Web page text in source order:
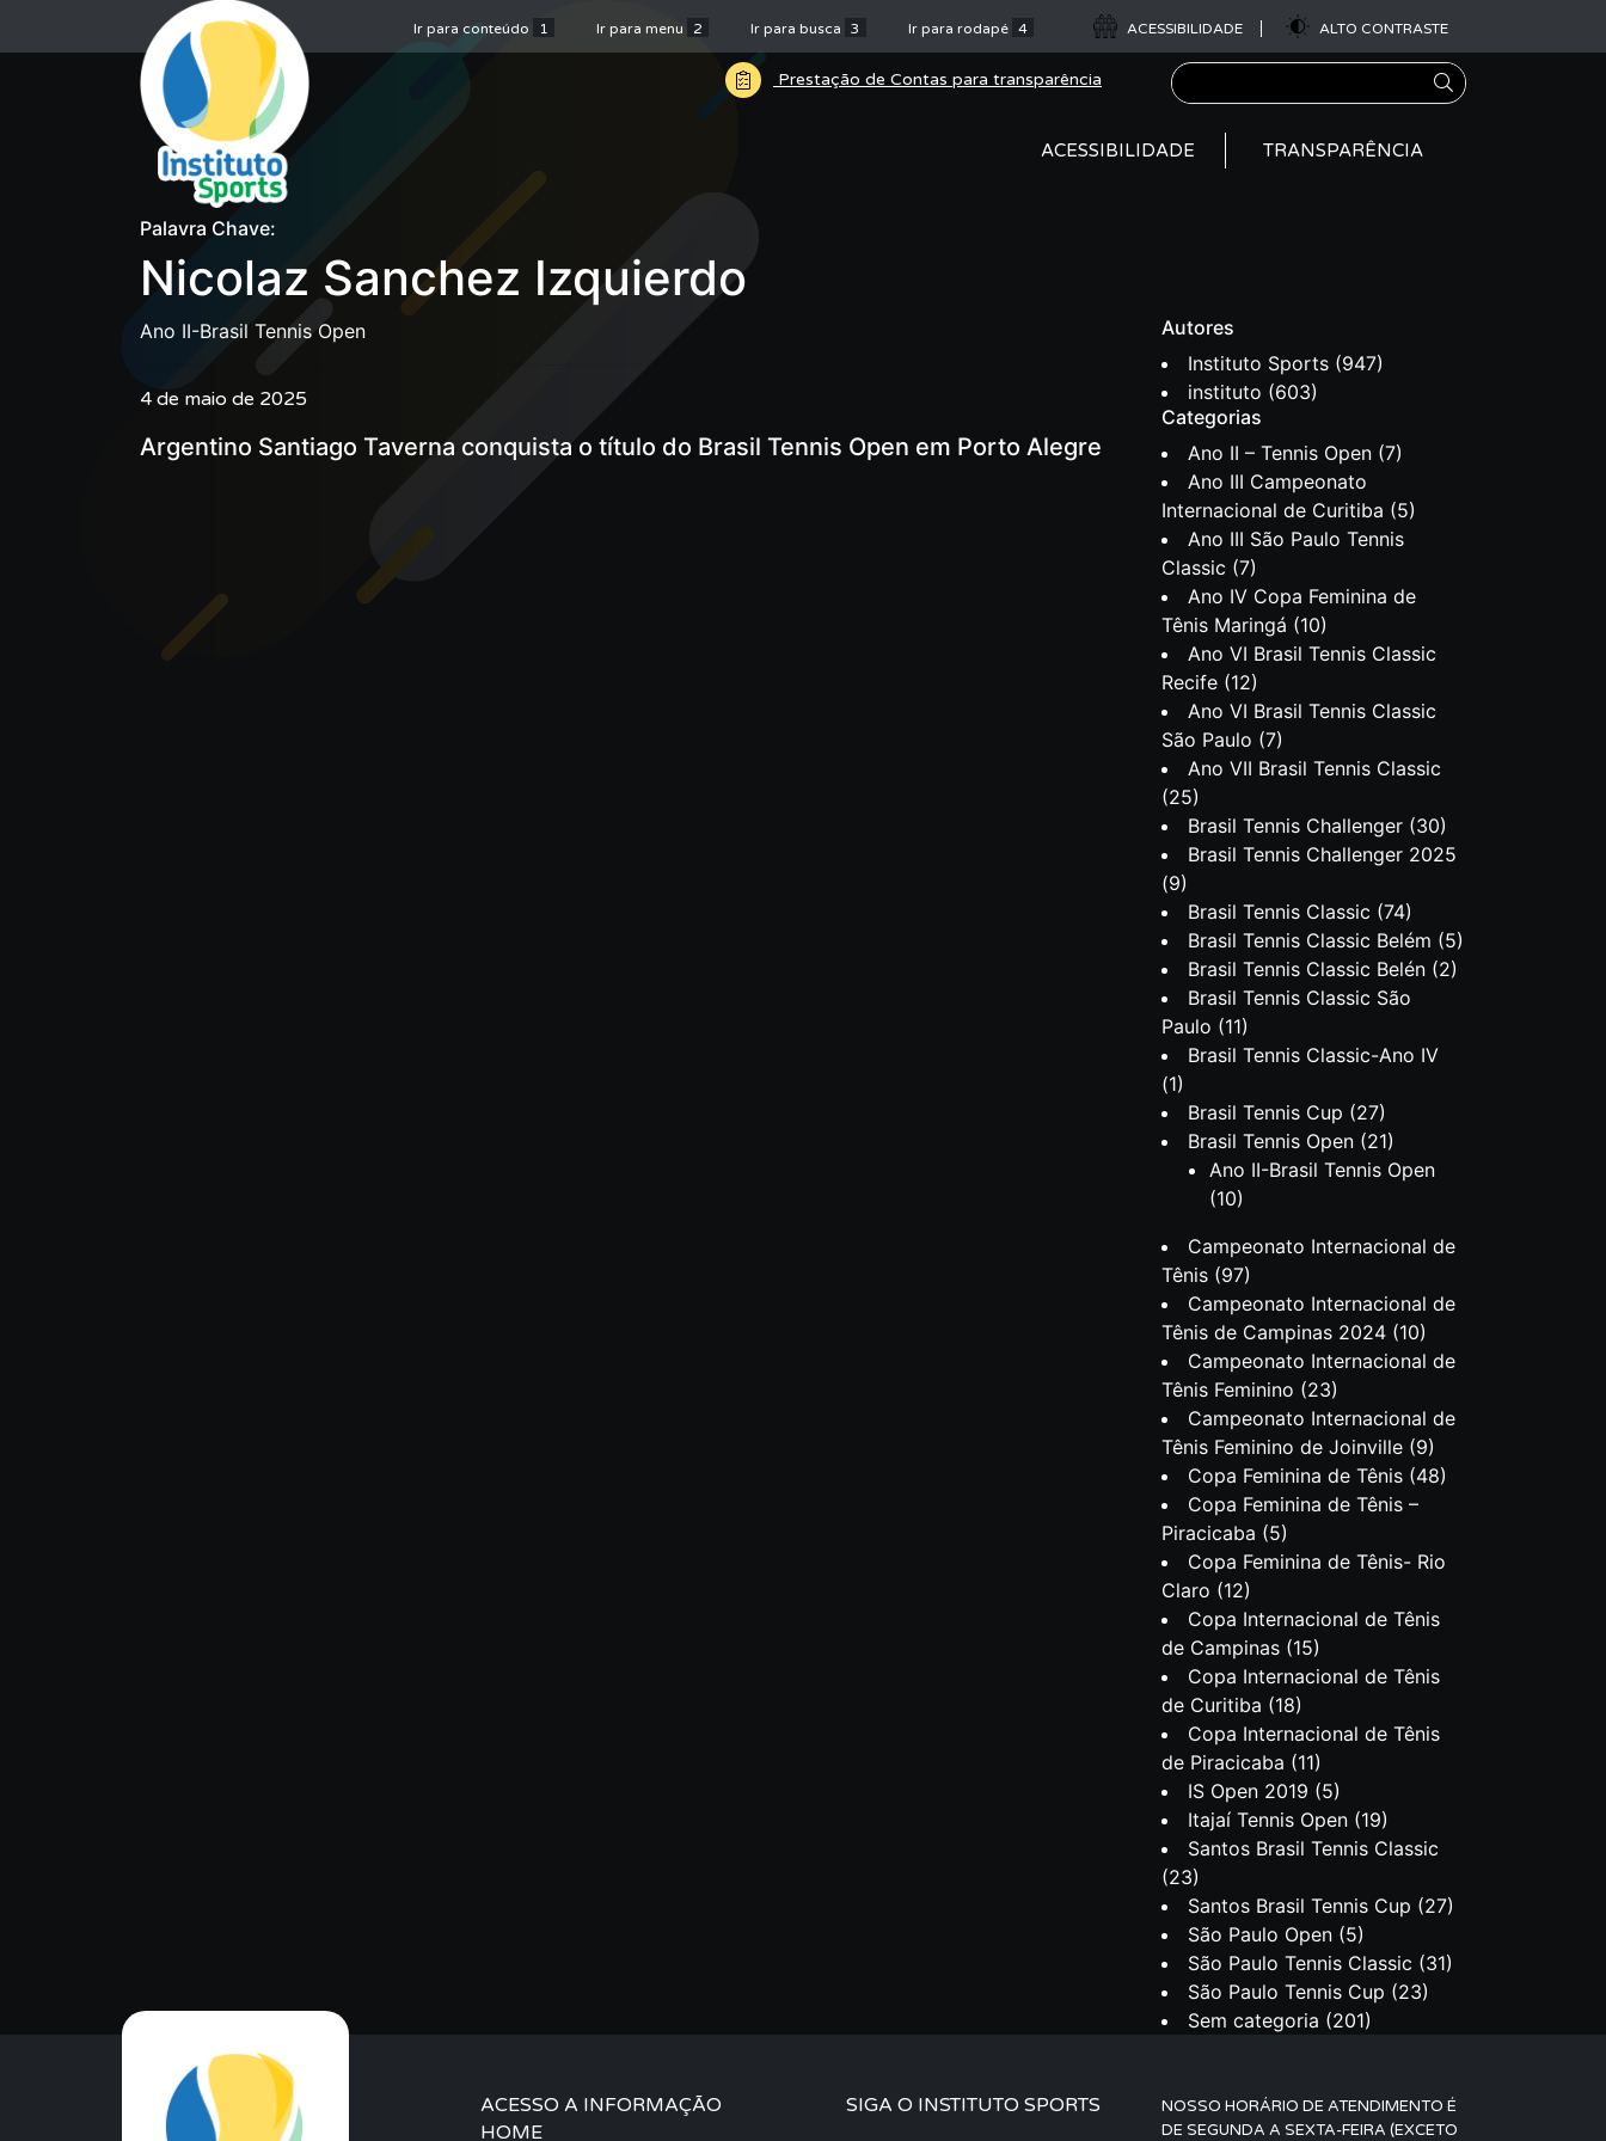
Ir para conteúdo 1 Ir para menu 2 Ir para busca 3 Ir para rodapé 4 ACESSIBILIDADE ALTO CONTRASTE
Prestação de Contas para transparência Pesquisar
ACESSIBILIDADE TRANSPARÊNCIA
Palavra Chave:
Nicolaz Sanchez Izquierdo
Ano II-Brasil Tennis Open
4 de maio de 2025
Argentino Santiago Taverna conquista o título do Brasil Tennis Open em Porto Alegre
Autores
Instituto Sports (947)
instituto (603)
Categorias
Ano II – Tennis Open (7)
Ano III Campeonato
Internacional de Curitiba (5)
Ano III São Paulo Tennis
Classic (7)
Ano IV Copa Feminina de
Tênis Maringá (10)
Ano VI Brasil Tennis Classic
Recife (12)
Ano VI Brasil Tennis Classic
São Paulo (7)
Ano VII Brasil Tennis Classic
(25)
Brasil Tennis Challenger (30)
Brasil Tennis Challenger 2025
(9)
Brasil Tennis Classic (74)
Brasil Tennis Classic Belém (5)
Brasil Tennis Classic Belén (2)
Brasil Tennis Classic São
Paulo (11)
Brasil Tennis Classic-Ano IV
(1)
Brasil Tennis Cup (27)
Brasil Tennis Open (21)
Ano II-Brasil Tennis Open
(10)
Campeonato Internacional de
Tênis (97)
Campeonato Internacional de
Tênis de Campinas 2024 (10)
Campeonato Internacional de
Tênis Feminino (23)
Campeonato Internacional de
Tênis Feminino de Joinville (9)
Copa Feminina de Tênis (48)
Copa Feminina de Tênis –
Piracicaba (5)
Copa Feminina de Tênis- Rio
Claro (12)
Copa Internacional de Tênis
de Campinas (15)
Copa Internacional de Tênis
de Curitiba (18)
Copa Internacional de Tênis
de Piracicaba (11)
IS Open 2019 (5)
Itajaí Tennis Open (19)
Santos Brasil Tennis Classic
(23)
Santos Brasil Tennis Cup (27)
São Paulo Open (5)
São Paulo Tennis Classic (31)
São Paulo Tennis Cup (23)
Sem categoria (201)
ACESSO A INFORMAÇÃO
HOME
SIGA O INSTITUTO SPORTS
NOSSO HORÁRIO DE ATENDIMENTO É
DE SEGUNDA A SEXTA-FEIRA (EXCETO